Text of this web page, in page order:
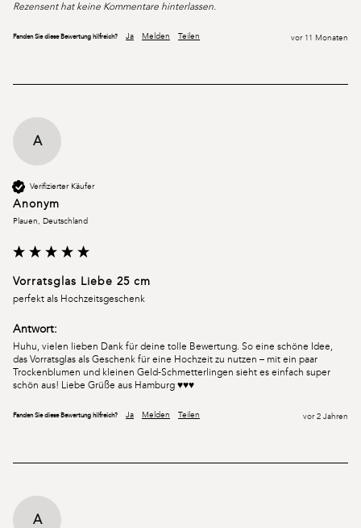
Rezensent hat keine Kommentare hinterlassen.
Fanden Sie diese Bewertung hilfreich? Ja Melden Teilen vor 11 Monaten
A
Verifizierter Käufer
Anonym
Plauen, Deutschland
Vorratsglas Liebe 25 cm
perfekt als Hochzeitsgeschenk
Antwort:
Huhu, vielen lieben Dank für deine tolle Bewertung. So eine schöne Idee,
das Vorratsglas als Geschenk für eine Hochzeit zu nutzen – mit ein paar
Trockenblumen und kleinen Geld-Schmetterlingen sieht es einfach super
schön aus! Liebe Grüße aus Hamburg ♥♥♥
Fanden Sie diese Bewertung hilfreich? Ja Melden Teilen vor 2 Jahren
A